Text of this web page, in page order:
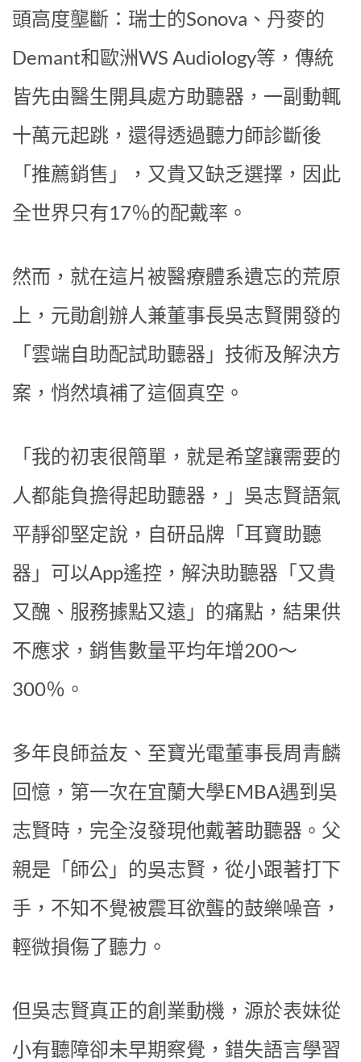
頭高度壟斷：瑞士的Sonova、丹麥的
Demant和歐洲WS Audiology等，傳統
皆先由醫生開具處方助聽器，一副動輒
十萬元起跳，還得透過聽力師診斷後
「推薦銷售」，又貴又缺乏選擇，因此
全世界只有17％的配戴率。
然而，就在這片被醫療體系遺忘的荒原
上，元勛創辦人兼董事長吳志賢開發的
「雲端自助配試助聽器」技術及解決方
案，悄然填補了這個真空。
「我的初衷很簡單，就是希望讓需要的
人都能負擔得起助聽器，」吳志賢語氣
平靜卻堅定說，自研品牌「耳寶助聽
器」可以App遙控，解決助聽器「又貴
又醜、服務據點又遠」的痛點，結果供
不應求，銷售數量平均年增200～
300％。
多年良師益友、至寶光電董事長周青麟
回憶，第一次在宜蘭大學EMBA遇到吳
志賢時，完全沒發現他戴著助聽器。父
親是「師公」的吳志賢，從小跟著打下
手，不知不覺被震耳欲聾的鼓樂噪音，
輕微損傷了聽力。
但吳志賢真正的創業動機，源於表妹從
小有聽障卻未早期察覺，錯失語言學習